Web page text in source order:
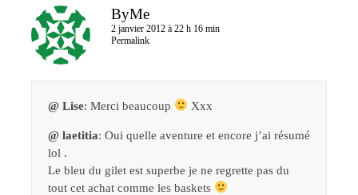
ByMe
2 janvier 2012 à 22 h 16 min
Permalink
@ Lise: Merci beaucoup Xxx
@ laetitia: Oui quelle aventure et encore j’ai résumé
lol .
Le bleu du gilet est superbe je ne regrette pas du
tout cet achat comme les baskets